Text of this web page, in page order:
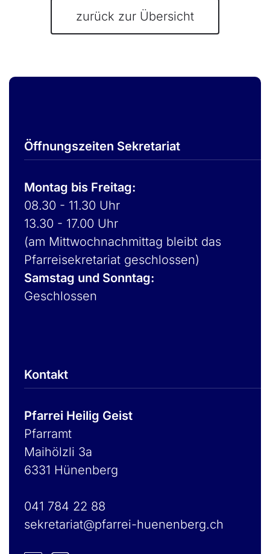
zurück zur Übersicht
Öffnungszeiten Sekretariat
Montag bis Freitag:
08.30 - 11.30 Uhr
13.30 - 17.00 Uhr
(am Mittwochnachmittag bleibt das
Pfarreisekretariat geschlossen)
Samstag und Sonntag:
Geschlossen
Kontakt
Pfarrei Heilig Geist
Pfarramt
Maihölzli 3a
6331 Hünenberg
041 784 22 88
sekretariat@pfarrei-huenenberg.ch